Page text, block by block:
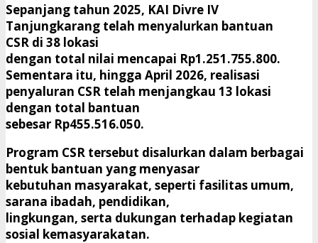
Sepanjang tahun 2025, KAI Divre IV
Tanjungkarang telah menyalurkan bantuan
CSR di 38 lokasi
dengan total nilai mencapai Rp1.251.755.800.
Sementara itu, hingga April 2026, realisasi
penyaluran CSR telah menjangkau 13 lokasi
dengan total bantuan
sebesar Rp455.516.050.
Program CSR tersebut disalurkan dalam berbagai
bentuk bantuan yang menyasar
kebutuhan masyarakat, seperti fasilitas umum,
sarana ibadah, pendidikan,
lingkungan, serta dukungan terhadap kegiatan
sosial kemasyarakatan.